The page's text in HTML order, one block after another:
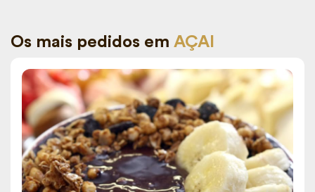
Os mais pedidos em AÇAI